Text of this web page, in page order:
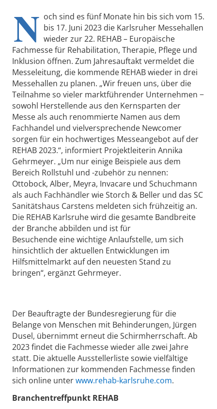
N och sind es fünf Monate hin bis sich vom 15.
bis 17. Juni 2023 die Karlsruher Messehallen
wieder zur 22. REHAB – Europäische
Fachmesse für Rehabilitation, Therapie, Pflege und
Inklusion öffnen. Zum Jahresauftakt vermeldet die
Messeleitung, die kommende REHAB wieder in drei
Messehallen zu planen. „Wir freuen uns, über die
Teilnahme so vieler marktführender Unternehmen −
sowohl Herstellende aus den Kernsparten der
Messe als auch renommierte Namen aus dem
Fachhandel und vielversprechende Newcomer
sorgen für ein hochwertiges Messeangebot auf der
REHAB 2023.“, informiert Projektleiterin Annika
Gehrmeyer. „Um nur einige Beispiele aus dem
Bereich Rollstuhl und -zubehör zu nennen:
Ottobock, Alber, Meyra, Invacare und Schuchmann
als auch Fachhändler wie Storch & Beller und das SC
Sanitätshaus Carstens meldeten sich frühzeitig an.
Die REHAB Karlsruhe wird die gesamte Bandbreite
der Branche abbilden und ist für
Besuchende eine wichtige Anlaufstelle, um sich
hinsichtlich der aktuellen Entwicklungen im
Hilfsmittelmarkt auf den neuesten Stand zu
bringen“, ergänzt Gehrmeyer.
Der Beauftragte der Bundesregierung für die
Belange von Menschen mit Behinderungen, Jürgen
Dusel, übernimmt erneut die Schirmherrschaft. Ab
2023 findet die Fachmesse wieder alle zwei Jahre
statt. Die aktuelle Ausstellerliste sowie vielfältige
Informationen zur kommenden Fachmesse finden
sich online unterwww.rehab-karlsruhe.com.
Branchentreffpunkt REHAB